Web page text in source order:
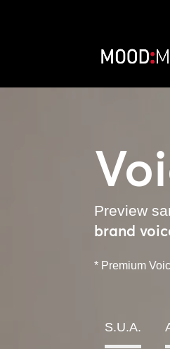
Preview
brand
* Premium
S.U.A.